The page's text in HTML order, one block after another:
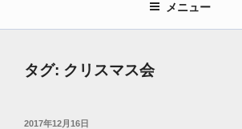
プ
メニュー
タグ: クリスマス会
投
2017年12月16日